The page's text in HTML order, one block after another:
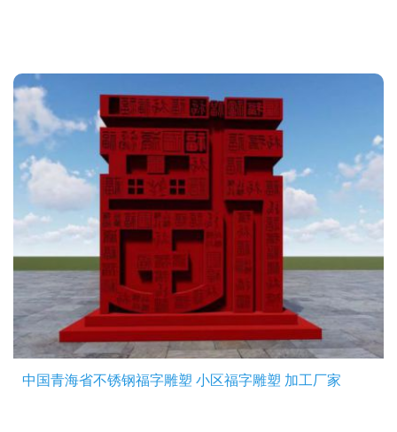
中国青海省不锈钢福字雕塑 小区福字雕塑 加工厂家